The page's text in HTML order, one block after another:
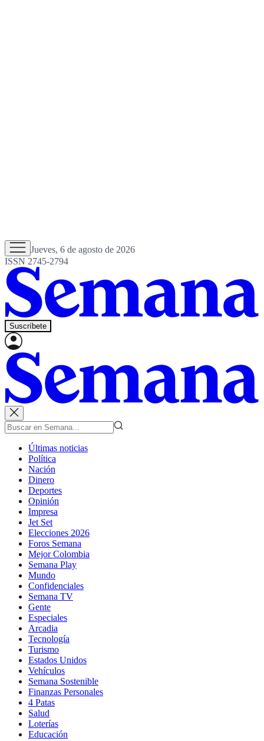
Jueves, 6 de agosto de 2026
ISSN 2745-2794
Suscríbete
Últimas noticias
Política
Nación
Dinero
Deportes
Opinión
Impresa
Jet Set
Elecciones 2026
Foros Semana
Mejor Colombia
Semana Play
Mundo
Confidenciales
Semana TV
Gente
Especiales
Arcadia
Tecnología
Turismo
Estados Unidos
Vehículos
Semana Sostenible
Finanzas Personales
4 Patas
Salud
Loterías
Educación